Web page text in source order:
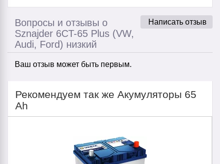
Написать отзыв
Вопросы и отзывы о
Sznajder 6CT-65 Plus (VW,
Audi, Ford) низкий
Ваш отзыв может быть первым.
Рекомендуем так же Акумуляторы 65
Ah